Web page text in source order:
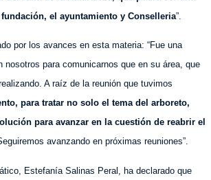
el ayuntamiento y Conselleria”.
por los avances en esta materia: “Fue una
para comunicarnos que en su área, que
A raíz de la reunión que tuvimos
para tratar no solo el tema del arboreto,
para avanzar en la cuestión de reabrir el
avanzando en próximas reuniones”.
Estefanía Salinas Peral, ha declarado que